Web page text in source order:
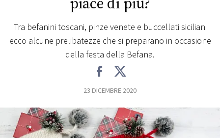
PLAYLIST
CONCORSI
Tra befanini toscani, pinze venete e buccellati siciliani
ecco alcune prelibatezze che si preparano in occasione
della festa della Befana.
23 DICEMBRE 2020